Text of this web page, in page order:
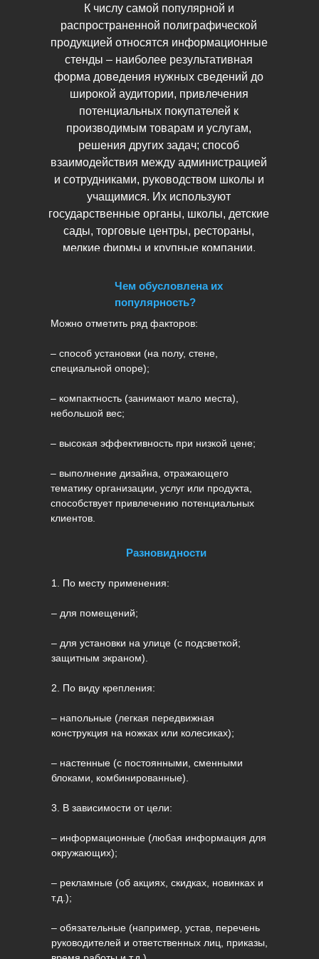
К числу самой популярной и
распространенной полиграфической
продукцией относятся информационные
стенды – наиболее результативная
форма доведения нужных сведений до
широкой аудитории, привлечения
потенциальных покупателей к
производимым товарам и услугам,
решения других задач; способ
взаимодействия между администрацией
и сотрудниками, руководством школы и
учащимися. Их используют
государственные органы, школы, детские
сады, торговые центры, рестораны,
мелкие фирмы и крупные компании.
Можно отметить ряд факторов:
– способ установки (на полу, стене,
специальной опоре);
– компактность (занимают мало места),
небольшой вес;
– высокая эффективность при низкой цене;
– выполнение дизайна, отражающего
тематику организации, услуг или продукта,
способствует привлечению потенциальных
клиентов.
1. По месту применения:
– для помещений;
– для установки на улице (с подсветкой;
защитным экраном).
2. По виду крепления:
– напольные (легкая передвижная
конструкция на ножках или колесиках);
– настенные (с постоянными, сменными
блоками, комбинированные).
3. В зависимости от цели:
– информационные (любая информация для
окружающих);
– рекламные (об акциях, скидках, новинках и
т.д.);
– обязательные (например, устав, перечень
руководителей и ответственных лиц, приказы,
Чем обусловлена их
популярность?
Разновидности